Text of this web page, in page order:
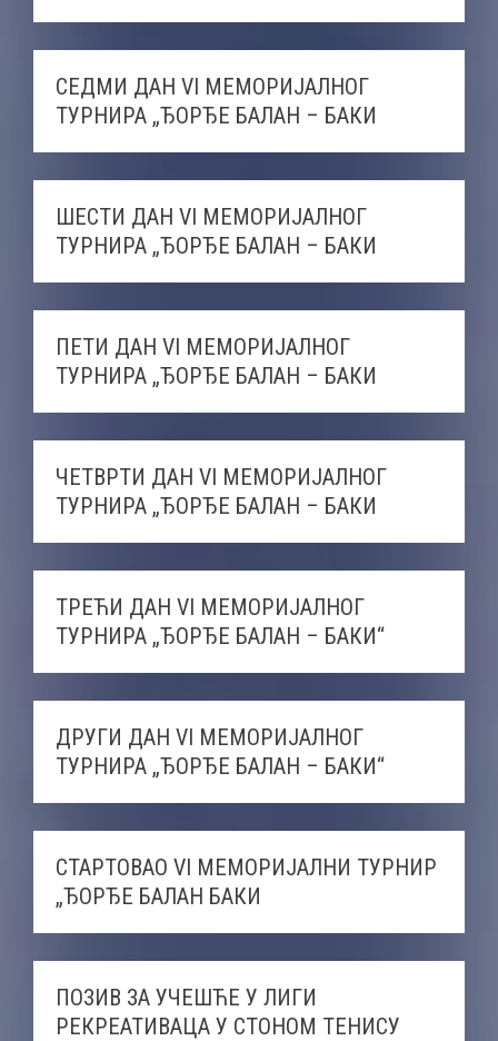
СЕДМИ ДАН VI МЕМОРИЈАЛНОГ
ТУРНИРА „ЂОРЂЕ БАЛАН – БАКИ
ШЕСТИ ДАН VI МЕМОРИЈАЛНОГ
ТУРНИРА „ЂОРЂЕ БАЛАН – БАКИ
ПЕТИ ДАН VI МЕМОРИЈАЛНОГ
ТУРНИРА „ЂОРЂЕ БАЛАН – БАКИ
ЧЕТВРТИ ДАН VI МЕМОРИЈАЛНОГ
ТУРНИРА „ЂОРЂЕ БАЛАН – БАКИ
ТРЕЋИ ДАН VI МЕМОРИЈАЛНОГ
ТУРНИРА „ЂОРЂЕ БАЛАН – БАКИ“
ДРУГИ ДАН VI МЕМОРИЈАЛНОГ
ТУРНИРА „ЂОРЂЕ БАЛАН – БАКИ“
СТАРТОВАО VI МЕМОРИЈАЛНИ ТУРНИР
„ЂОРЂЕ БАЛАН БАКИ
ПОЗИВ ЗА УЧЕШЋЕ У ЛИГИ
РЕКРЕАТИВАЦА У СТОНОМ ТЕНИСУ